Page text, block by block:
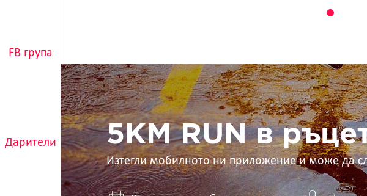
FB група
Дарители
5KM
RUN
в
ръцете
ти
5KM RUN в
Изтегли мобилното ни приложение и може да